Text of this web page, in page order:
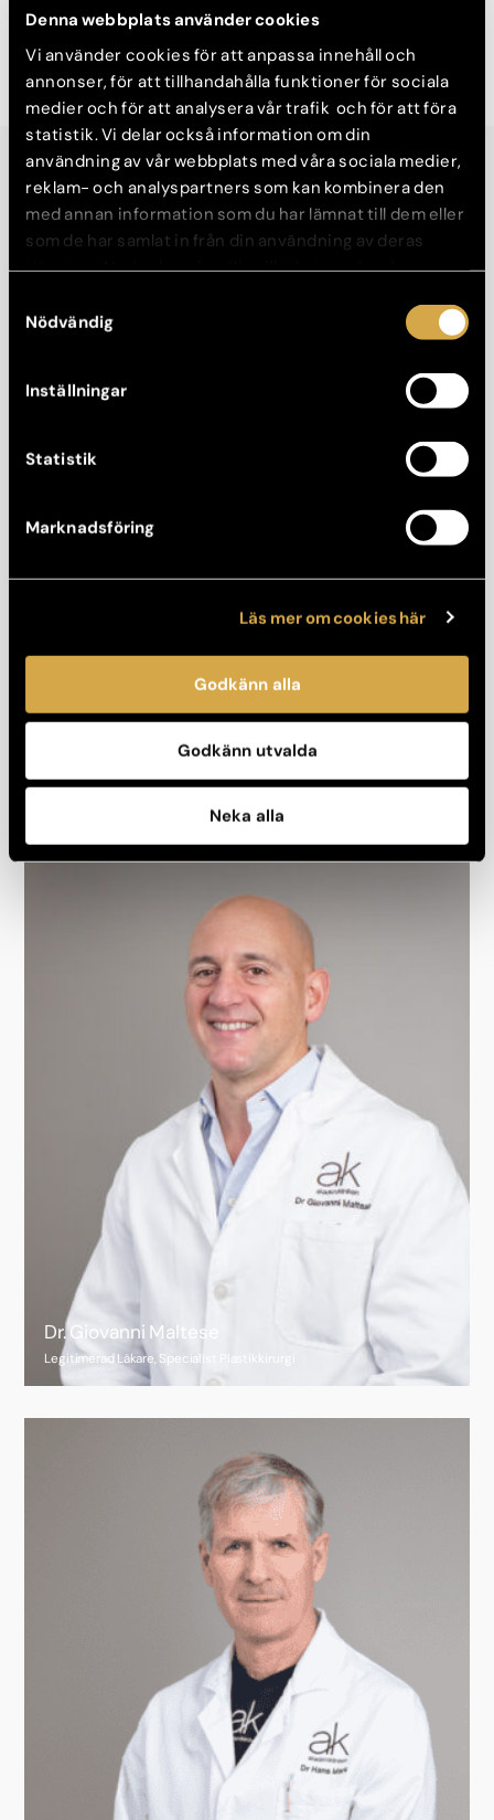
Denna webbplats använder cookies
Vi använder cookies för att anpassa innehåll och
annonser, för att tillhandahålla funktioner för sociala
medier och för att analysera vår trafik och för att föra
statistik. Vi delar också information om din
användning av vår webbplats med våra sociala medier,
reklam- och analyspartners som kan kombinera den
med annan information som du har lämnat till dem eller
som de har samlat in från din användning av deras
tjänster. Nedan kan du välja vilka kategorier du
mer information om hur varje kategori används.
Nödvändig
Inställningar
Statistik
Marknadsföring
Läs mer om cookies här
Godkänn alla
Godkänn utvalda
Neka alla
Dr Tinna Harper Arnardóttir
Legitimerad Läkare, Specialist Plastikkirurgi
Göteborg
Dr. Armin Assareh
Dr. Giovanni Maltese
Legitimerad Läkare, Specialist Plastikkirurgi